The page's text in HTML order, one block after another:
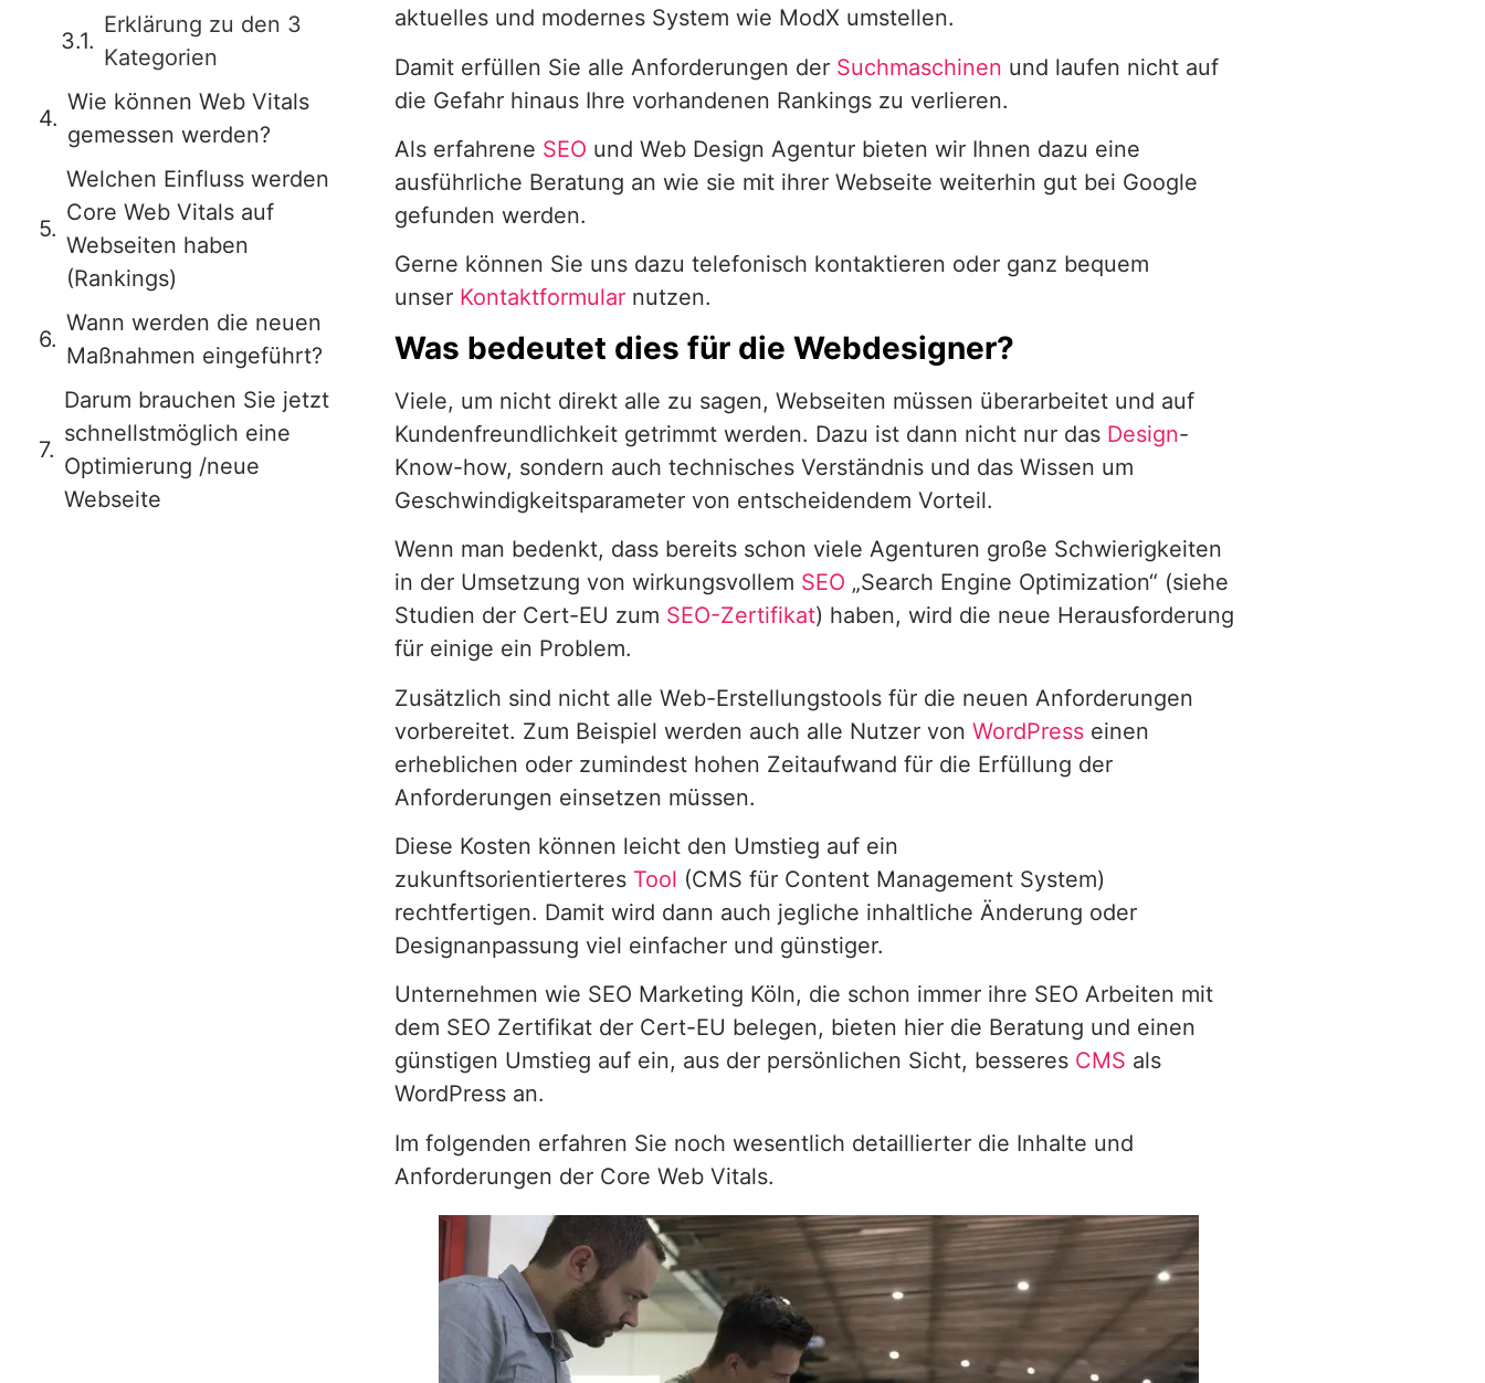
Erklärung zu den 3
Kategorien
Wie können Web Vitals
gemessen werden?
Welchen Einfluss werden
Core Web Vitals auf
Webseiten haben
(Rankings)
Wann werden die neuen
Maßnahmen eingeführt?
Darum brauchen Sie jetzt
schnellstmöglich eine
Optimierung /neue
Webseite
aktuelles und modernes System wie ModX umstellen.
Damit erfüllen Sie alle Anforderungen der Suchmaschinen und laufen nicht auf
die Gefahr hinaus Ihre vorhandenen Rankings zu verlieren.
Als erfahrene SEO und Web Design Agentur bieten wir Ihnen dazu eine
ausführliche Beratung an wie sie mit ihrer Webseite weiterhin gut bei Google
gefunden werden.
Gerne können Sie uns dazu telefonisch kontaktieren oder ganz bequem
unser Kontaktformular nutzen.
Was bedeutet dies für die Webdesigner?
Viele, um nicht direkt alle zu sagen, Webseiten müssen überarbeitet und auf
Kundenfreundlichkeit getrimmt werden. Dazu ist dann nicht nur das Design-
Know-how, sondern auch technisches Verständnis und das Wissen um
Geschwindigkeitsparameter von entscheidendem Vorteil.
Wenn man bedenkt, dass bereits schon viele Agenturen große Schwierigkeiten
in der Umsetzung von wirkungsvollem SEO „Search Engine Optimization“ (siehe
Studien der Cert-EU zum SEO-Zertifikat) haben, wird die neue Herausforderung
für einige ein Problem.
Zusätzlich sind nicht alle Web-Erstellungstools für die neuen Anforderungen
vorbereitet. Zum Beispiel werden auch alle Nutzer von WordPress einen
erheblichen oder zumindest hohen Zeitaufwand für die Erfüllung der
Anforderungen einsetzen müssen.
Diese Kosten können leicht den Umstieg auf ein
zukunftsorientierteres Tool (CMS für Content Management System)
rechtfertigen. Damit wird dann auch jegliche inhaltliche Änderung oder
Designanpassung viel einfacher und günstiger.
Unternehmen wie SEO Marketing Köln, die schon immer ihre SEO Arbeiten mit
dem SEO Zertifikat der Cert-EU belegen, bieten hier die Beratung und einen
günstigen Umstieg auf ein, aus der persönlichen Sicht, besseres CMS als
WordPress an.
Im folgenden erfahren Sie noch wesentlich detaillierter die Inhalte und
Anforderungen der Core Web Vitals.